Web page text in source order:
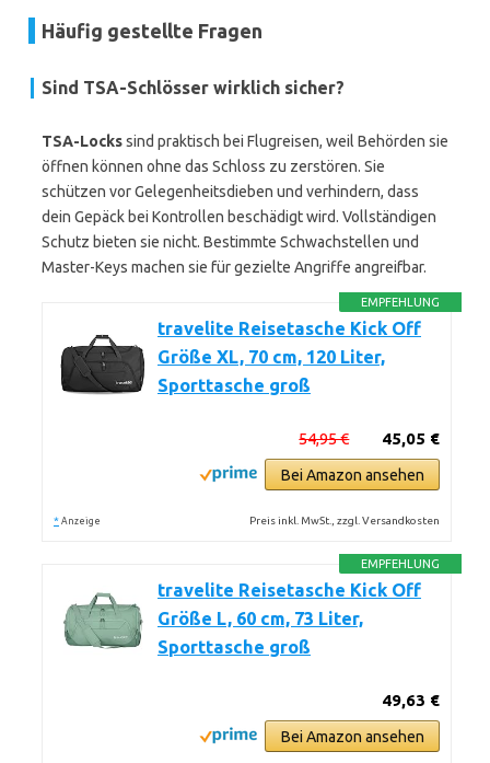
Häufig gestellte Fragen
Sind TSA-Schlösser wirklich sicher?
TSA-Lockssind praktisch bei Flugreisen, weil Behörden sie
öffnen können ohne das Schloss zu zerstören. Sie
schützen vor Gelegenheitsdieben und verhindern, dass
dein Gepäck bei Kontrollen beschädigt wird. Vollständigen
Schutz bieten sie nicht. Bestimmte Schwachstellen und
Master-Keys machen sie für gezielte Angriffe angreifbar.
EMPFEHLUNG
travelite Reisetasche Kick Off
Größe XL, 70 cm, 120 Liter,
Sporttasche groß
45,05 €
54,95 €
Bei Amazon ansehen
* Anzeige Preis inkl. MwSt., zzgl. Versandkosten
EMPFEHLUNG
travelite Reisetasche Kick Off
Größe L, 60 cm, 73 Liter,
Sporttasche groß
49,63 €
Bei Amazon ansehen